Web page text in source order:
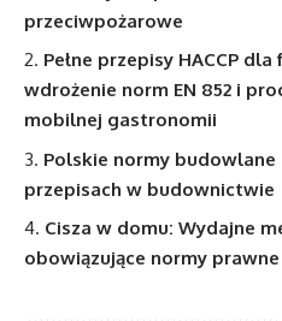
przeciwpożarowe
Pełne przepisy HACCP
wdrożenie norm EN 852 i
mobilnej gastronomii
Polskie normy
przepisach w budownictwie
Cisza w domu: Wydajne
obowiązujące normy